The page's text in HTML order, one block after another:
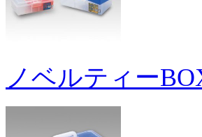
ノベルティー